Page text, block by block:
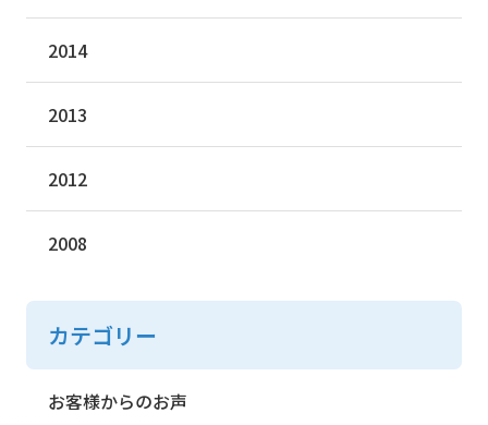
2014
2013
2012
2008
カテゴリー
お客様からのお声